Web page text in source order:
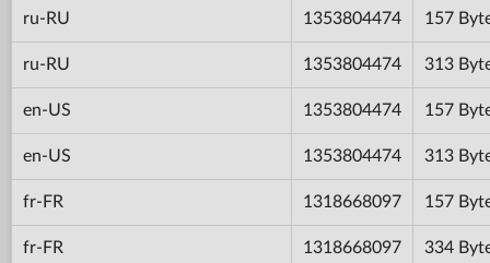
ru-RU 1353804474 157
ru-RU 1353804474 313
en-US 1353804474 157
en-US 1353804474 313
fr-FR 1318668097 157
fr-FR 1318668097 334